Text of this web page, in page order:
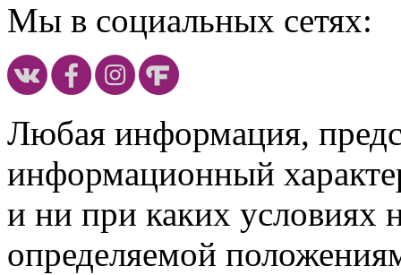
Мы в социальных сетях:
Любая информация,
информационный
и ни при каких условиях
определяемой